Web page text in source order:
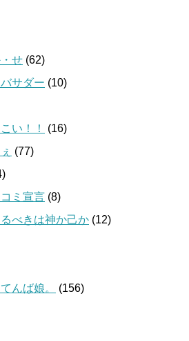
せ (62)
サダー (10)
い！！
(16)
(77)
ミ宣言 (8)
べきは神か己か (12)
んば娘。
(156)